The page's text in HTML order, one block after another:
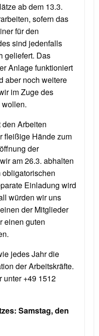
ab dem 13.3.
sofern das
für den
sind jedenfalls
geliefert. Das
Anlage funktioniert
aber noch weitere
im Zuge des
Arbeiten
fleißige Hände zum
der
am 26.3. abhalten
Einladung wird
würden wir uns
der Mitglieder
einen guten
jedes Jahr die
der Arbeitskräfte.
unter +49 1512
Samstag, den